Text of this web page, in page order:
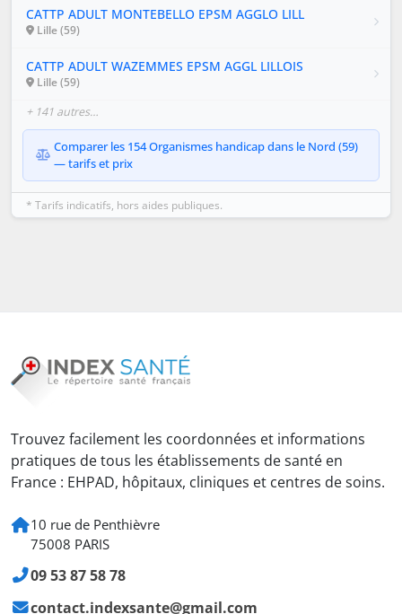
CATTP ADULT MONTEBELLO EPSM AGGLO LILL
Lille (59)
CATTP ADULT WAZEMMES EPSM AGGL LILLOIS
Lille (59)
+ 141 autres…
Comparer les 154 Organismes handicap dans le Nord (59)
— tarifs et prix
* Tarifs indicatifs, hors aides publiques.
Trouvez facilement les coordonnées et informations
pratiques de tous les établissements de santé en
France : EHPAD, hôpitaux, cliniques et centres de soins.
10 rue de Penthièvre
75008 PARIS
09 53 87 58 78
contact.indexsante@gmail.com